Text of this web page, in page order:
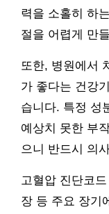
력을 소홀히 하
절을 어렵게 만
또한, 병원에서
가 좋다는 건강
습니다. 특정 성
예상치 못한 부
으니 반드시 의
고혈압 진단코
장 등 주요 장기